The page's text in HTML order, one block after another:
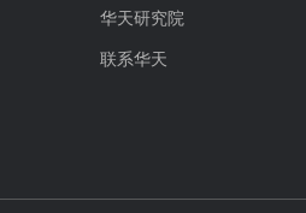
华天研究院
联系华天